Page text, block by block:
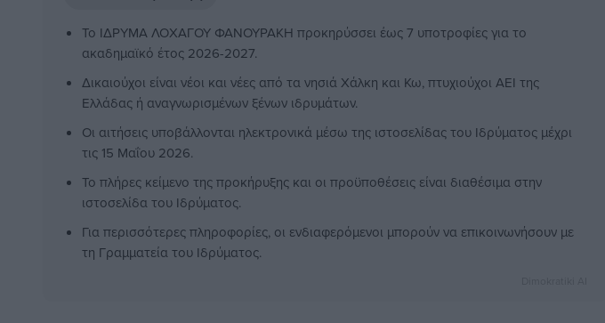
Το ΙΔΡΥΜΑ ΛΟΧΑΓΟΥ ΦΑΝΟΥΡΑΚΗ προκηρύσσει έως 7 υποτροφίες για το
ακαδημαϊκό έτος 2026-2027.
Δικαιούχοι είναι νέοι και νέες από τα νησιά Χάλκη και Κω, πτυχιούχοι ΑΕΙ της
Ελλάδας ή αναγνωρισμένων ξένων ιδρυμάτων.
Οι αιτήσεις υποβάλλονται ηλεκτρονικά μέσω της ιστοσελίδας του Ιδρύματος μέχρι
τις 15 Μαΐου 2026.
Το πλήρες κείμενο της προκήρυξης και οι προϋποθέσεις είναι διαθέσιμα στην
ιστοσελίδα του Ιδρύματος.
Για περισσότερες πληροφορίες, οι ενδιαφερόμενοι μπορούν να επικοινωνήσουν με
τη Γραμματεία του Ιδρύματος.